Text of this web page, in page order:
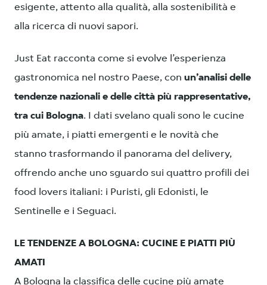
esigente, attento alla qualità, alla sostenibilità e
alla ricerca di nuovi sapori.
Just Eat racconta come si evolve l’esperienza
gastronomica nel nostro Paese, con un’analisi delle
tendenze nazionali e delle città più rappresentative,
tra cui Bologna. I dati svelano quali sono le cucine
più amate, i piatti emergenti e le novità che
stanno trasformando il panorama del delivery,
offrendo anche uno sguardo sui quattro profili dei
food lovers italiani: i Puristi, gli Edonisti, le
Sentinelle e i Seguaci.
LE TENDENZE A BOLOGNA: CUCINE E PIATTI PIÙ
AMATI
A Bologna la classifica delle cucine più amate